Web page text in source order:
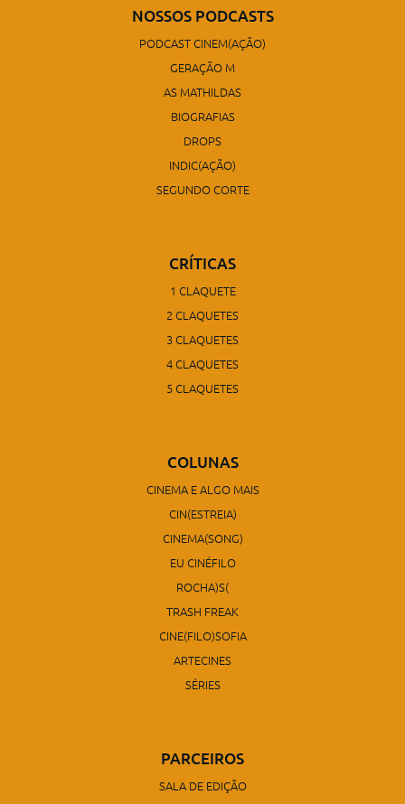
NOSSOS PODCASTS
PODCAST CINEM(AÇÃO)
GERAÇÃO M
AS MATHILDAS
BIOGRAFIAS
DROPS
INDIC(AÇÃO)
SEGUNDO CORTE
CRÍTICAS
1 CLAQUETE
2 CLAQUETES
3 CLAQUETES
4 CLAQUETES
5 CLAQUETES
COLUNAS
CINEMA E ALGO MAIS
CIN(ESTREIA)
CINEMA(SONG)
EU CINÉFILO
ROCHA)S(
TRASH FREAK
CINE(FILO)SOFIA
ARTECINES
SÉRIES
PARCEIROS
SALA DE EDIÇÃO